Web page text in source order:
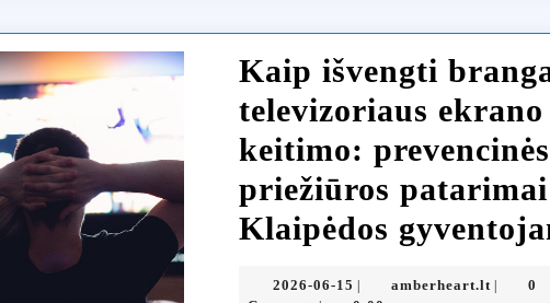
Kaip išvengti
televizoriaus ekrano
keitimo: prevencinės
priežiūros patarimai
Klaipėdos
2026-06-15 2026-amberheart.lt
0